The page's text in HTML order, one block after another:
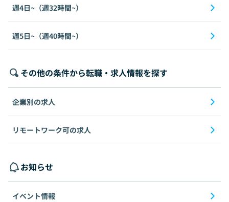
週4日~（週32時間~）
週5日~（週40時間~）
その他の条件から転職・求人情報を探す
企業別の求人
リモートワーク可の求人
お知らせ
イベント情報